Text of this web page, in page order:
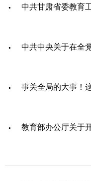
事关全局的大事！